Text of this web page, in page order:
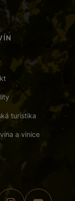
turistika
a vinice